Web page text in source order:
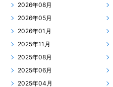
2026年08月
2026年05月
2026年01月
2025年11月
2025年08月
2025年06月
2025年04月